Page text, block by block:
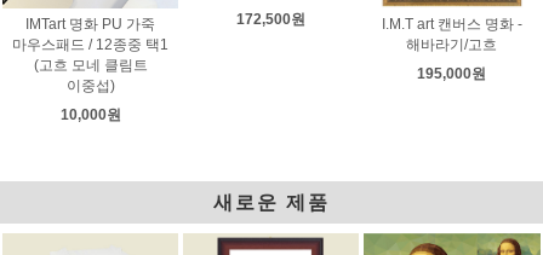
IMTart 명화 PU 가죽
마우스패드 / 12종중 택1
(고흐 모네 클림트
이중섭)
10,000원
172,500원
I.M.T art 캔버스 명화 -
해바라기/고흐
195,000원
새로운 제품